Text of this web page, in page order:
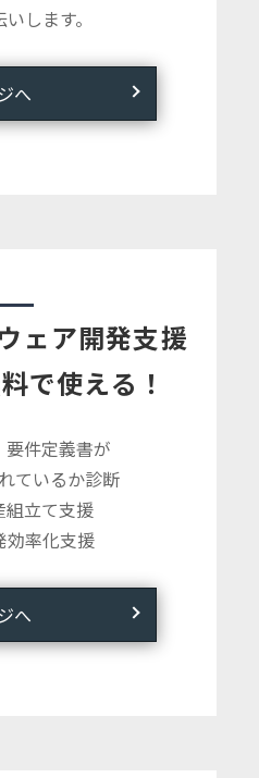
します。
へ
ェア開発支援
で使える！
要件定義書が
ているか診断
組立て支援
効率化支援
へ